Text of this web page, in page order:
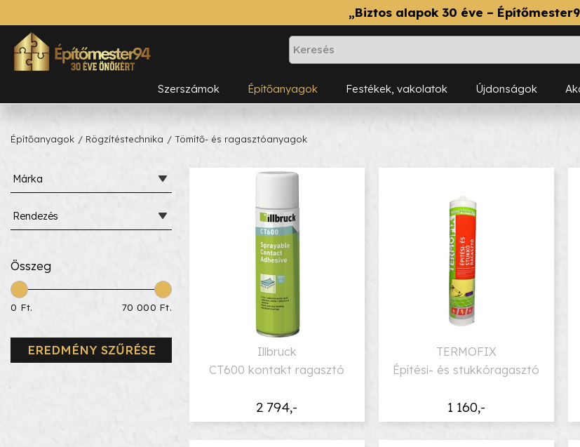
„Biztos alapok 30 éve –
Szerszámok Építőanyagok Festékek, vakolatok Újdonságok
Építőanyagok / Rögzítéstechnika / Tömítő- és ragasztóanyagok
2 794,-
Illbruck
CT600 kontakt ragasztó
1 160,-
TERMOFIX
Építési- és stukkóragasztó
Márka
Rendezés
Összeg
0 Ft. 70 000 Ft.
EREDMÉNY SZŰRÉSE